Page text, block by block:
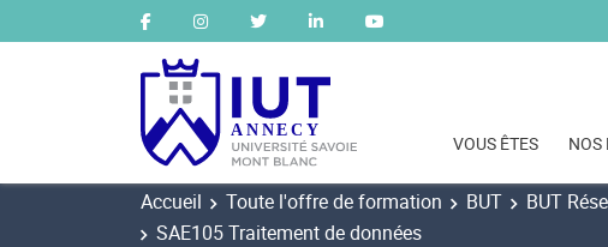
VOUS ÊTES NOS
Accueil Toute l'offre de formation BUT BUT
SAE105 Traitement de données